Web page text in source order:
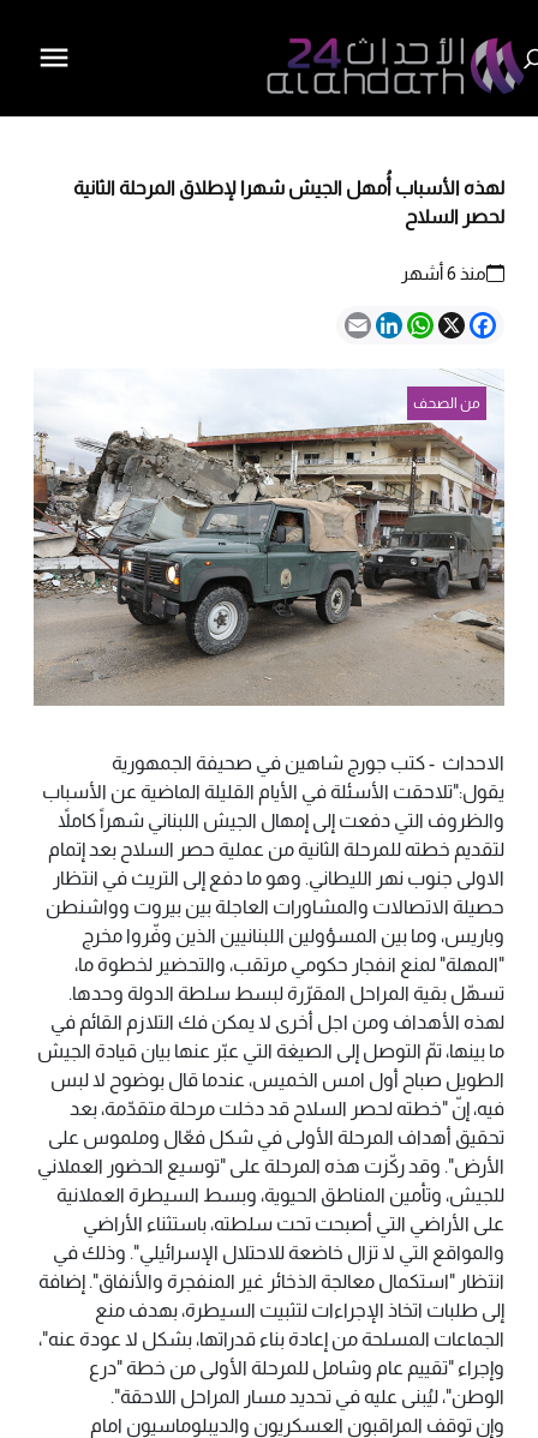
لهذه الأسباب أُمهل الجيش شهرا لإطلاق المرحلة الثانية
لحصر السلاح
منذ 6 أشهر
Facebook
X
WhatsApp
LinkedIn
Email
من الصحف
الاحداث - كتب جورج شاهين في صحيفة الجمهورية
يقول:"تلاحقت الأسئلة في الأيام القليلة الماضية عن الأسباب
والظروف التي دفعت إلى إمهال الجيش اللبناني شهراً كاملاً
لتقديم خطته للمرحلة الثانية من عملية حصر السلاح بعد إتمام
الاولى جنوب نهر الليطاني. وهو ما دفع إلى التريث في انتظار
حصيلة الاتصالات والمشاورات العاجلة بين بيروت وواشنطن
وباريس، وما بين المسؤولين اللبنانيين الذين وفّروا مخرج
"المهلة" لمنع انفجار حكومي مرتقب، والتحضير لخطوة ما،
تسهّل بقية المراحل المقرّرة لبسط سلطة الدولة وحدها.
لهذه الأهداف ومن اجل أخرى لا يمكن فك التلازم القائم في
ما بينها، تمّ التوصل إلى الصيغة التي عبّر عنها بيان قيادة الجيش
الطويل صباح أول امس الخميس، عندما قال بوضوح لا لبس
فيه، إنّ "خطته لحصر السلاح قد دخلت مرحلة متقدّمة، بعد
تحقيق أهداف المرحلة الأولى في شكل فعّال وملموس على
الأرض". وقد ركّزت هذه المرحلة على "توسيع الحضور العملاني
للجيش، وتأمين المناطق الحيوية، وبسط السيطرة العملانية
على الأراضي التي أصبحت تحت سلطته، باستثناء الأراضي
والمواقع التي لا تزال خاضعة للاحتلال الإسرائيلي". وذلك في
انتظار "استكمال معالجة الذخائر غير المنفجرة والأنفاق". إضافة
إلى طلبات اتخاذ الإجراءات لتثبيت السيطرة، بهدف منع
الجماعات المسلحة من إعادة بناء قدراتها، بشكل لا عودة عنه"،
وإجراء "تقييم عام وشامل للمرحلة الأولى من خطة "درع
الوطن"، ليُبنى عليه في تحديد مسار المراحل اللاحقة".
وإن توقف المراقبون العسكريون والديبلوماسيون امام